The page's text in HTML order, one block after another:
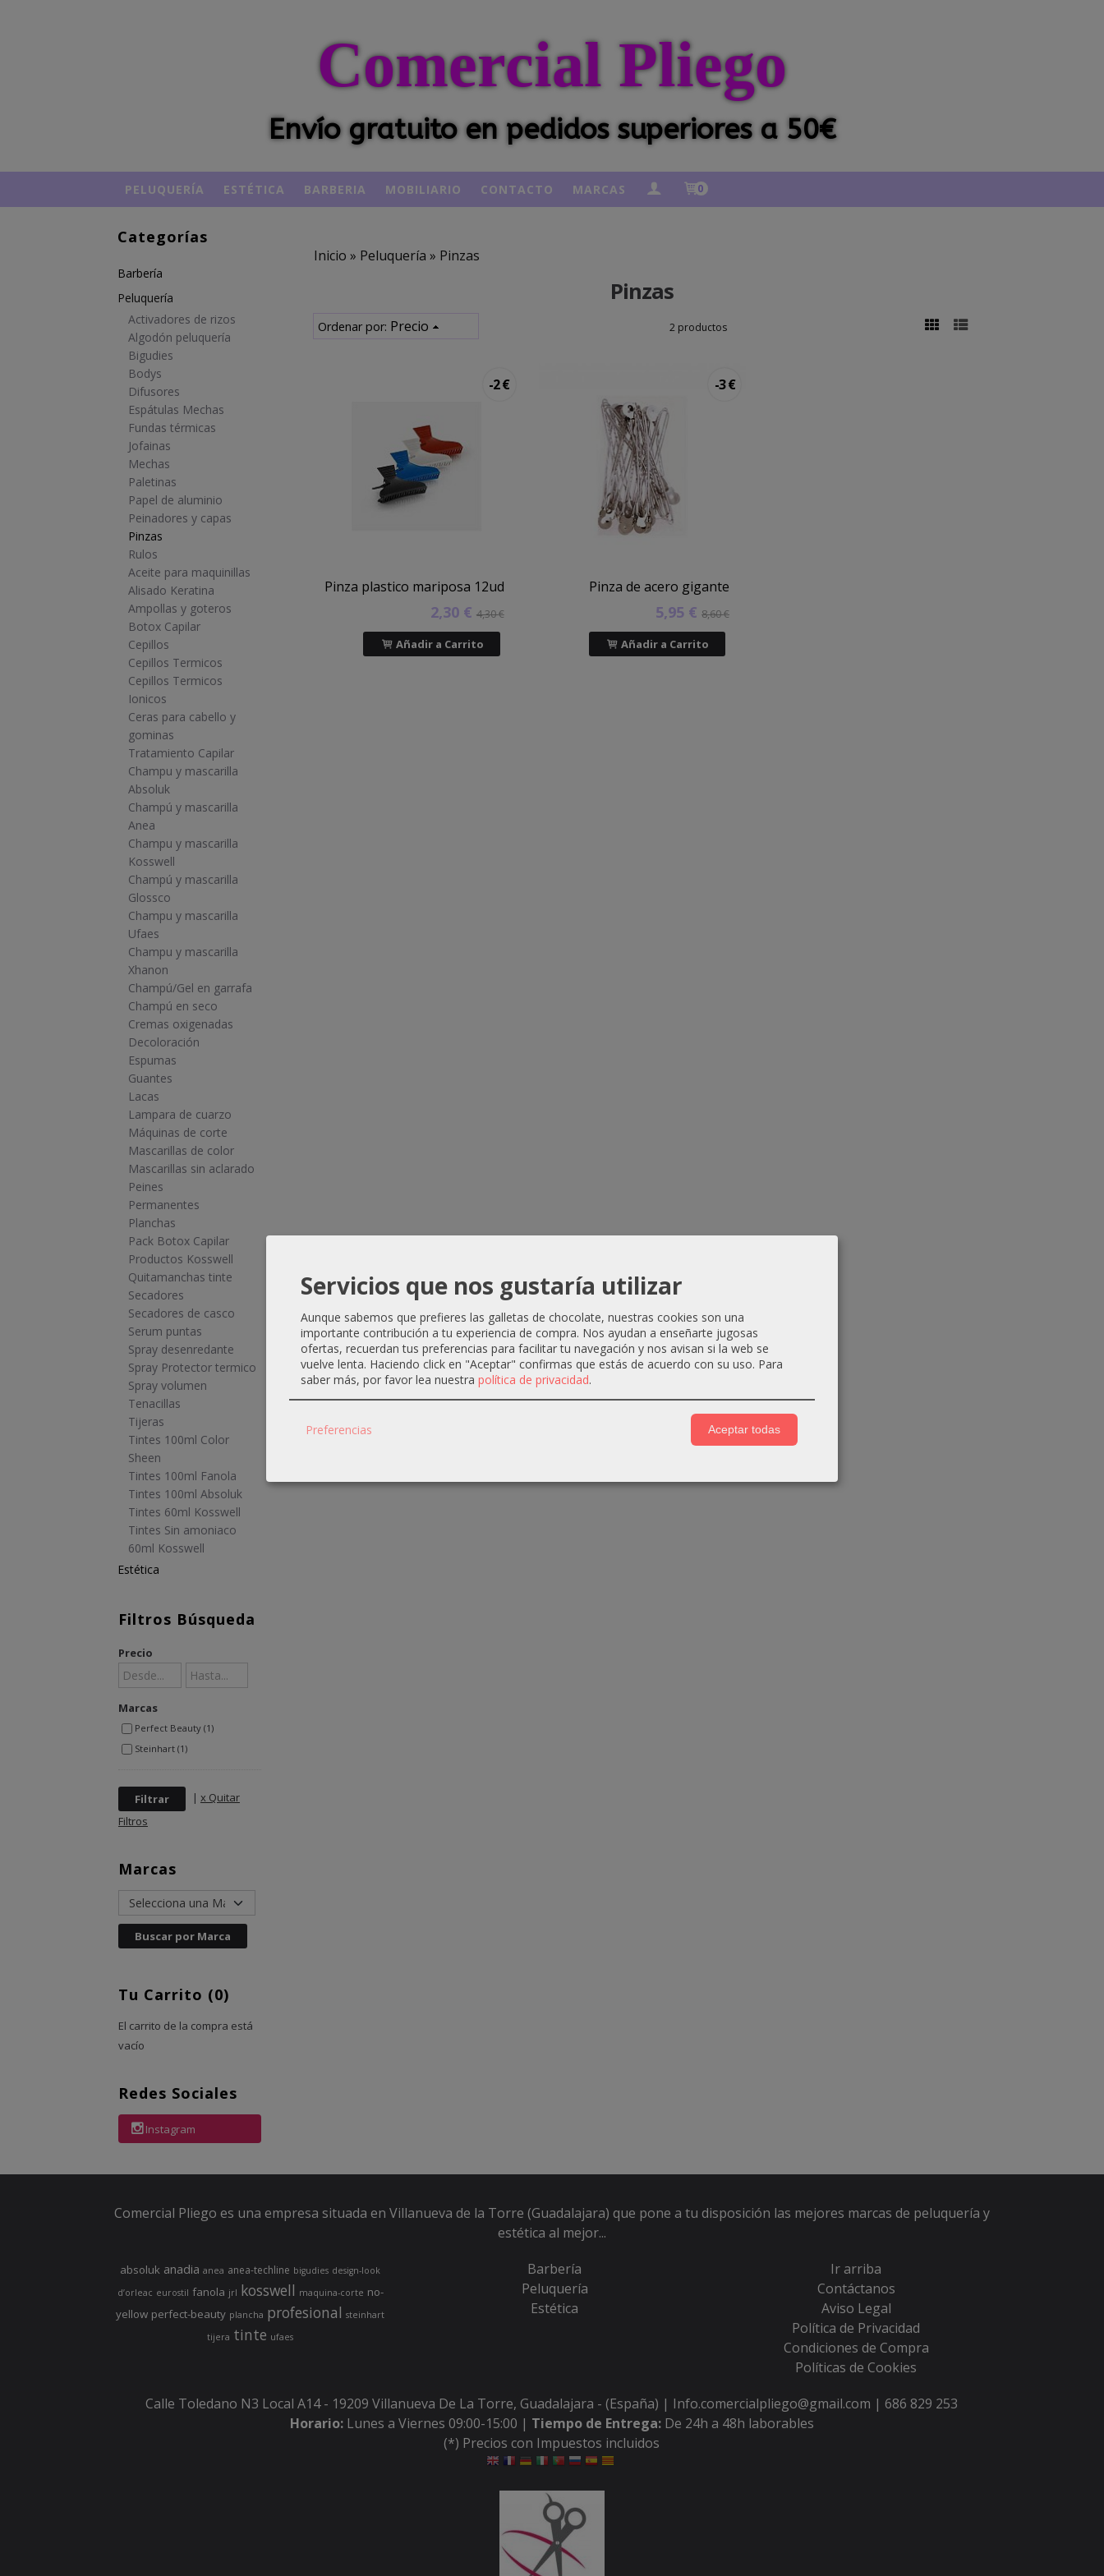
Comercial Pliego
Envío gratuito en pedidos superiores a 50€
PELUQUERÍA ESTÉTICA BARBERIA MOBILIARIO CONTACTO MARCAS 0
Categorías
Barbería
Peluquería
Activadores de rizos
Algodón peluquería
Bigudies
Bodys
Difusores
Espátulas Mechas
Fundas térmicas
Jofainas
Mechas
Paletinas
Papel de aluminio
Peinadores y capas
Pinzas
Rulos
Aceite para maquinillas
Alisado Keratina
Ampollas y goteros
Botox Capilar
Cepillos
Cepillos Termicos
Cepillos Termicos
Ionicos
Ceras para cabello y
gominas
Tratamiento Capilar
Champu y mascarilla
Absoluk
Champú y mascarilla
Anea
Champu y mascarilla
Kosswell
Champú y mascarilla
Glossco
Champu y mascarilla
Ufaes
Champu y mascarilla
Xhanon
Champú/Gel en garrafa
Champú en seco
Cremas oxigenadas
Decoloración
Espumas
Guantes
Lacas
Lampara de cuarzo
Máquinas de corte
Mascarillas de color
Mascarillas sin aclarado
Peines
Permanentes
Planchas
Pack Botox Capilar
Productos Kosswell
Quitamanchas tinte
Secadores
Secadores de casco
Serum puntas
Spray desenredante
Spray Protector termico
Spray volumen
Tenacillas
Tijeras
Tintes 100ml Color
Sheen
Tintes 100ml Fanola
Tintes 100ml Absoluk
Tintes 60ml Kosswell
Tintes Sin amoniaco
60ml Kosswell
Estética
Filtros Búsqueda
Precio
Marcas
Perfect Beauty (1)
Steinhart (1)
| x Quitar
Filtros
Marcas
Tu Carrito (0)
El carrito de la compra está
vacío
Redes Sociales
Instagram
Inicio » Peluquería » Pinzas
Pinzas
Ordenar por: Precio 2 productos
-2 €
Pinza plastico mariposa 12ud
2,30 € 4,30 €
Añadir a Carrito
-3 €
Pinza de acero gigante
5,95 €8,60 €
Añadir a Carrito
Comercial Pliego es una empresa situada en Villanueva de la Torre (Guadalajara) que pone a tu disposición las mejores marcas de peluquería y
estética al mejor...
absoluk anadia anea anea-techline bigudies design-look
d’orleac eurostil fanola jrl kosswell maquina-corte no-
yellow perfect-beauty plancha profesional steinhart
tijera tinte ufaes
Barbería
Peluquería
Estética
Ir arriba
Contáctanos
Aviso Legal
Política de Privacidad
Condiciones de Compra
Políticas de Cookies
Calle Toledano N3 Local A14 - 19209 Villanueva De La Torre, Guadalajara - (España) | Info.comercialpliego@gmail.com |686 829 253
Horario: Lunes a Viernes 09:00-15:00 | Tiempo de Entrega: De 24h a 48h laborables
(*) Precios con Impuestos incluidos
Servicios que nos gustaría utilizar
Aunque sabemos que prefieres las galletas de chocolate, nuestras cookies son una
importante contribución a tu experiencia de compra. Nos ayudan a enseñarte jugosas
ofertas, recuerdan tus preferencias para facilitar tu navegación y nos avisan si la web se
vuelve lenta. Haciendo click en "Aceptar" confirmas que estás de acuerdo con su uso. Para
saber más, por favor lea nuestra política de privacidad.
Preferencias Aceptar todas